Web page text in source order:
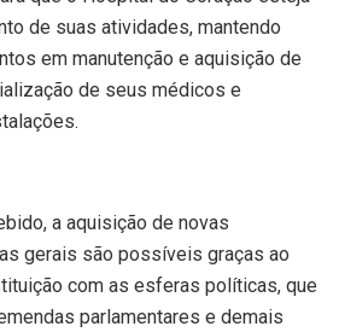
de suas atividades, mantendo
em manutenção e aquisição de
de seus médicos e
a aquisição de novas
gerais são possíveis graças ao
com as esferas políticas, que
parlamentares e demais